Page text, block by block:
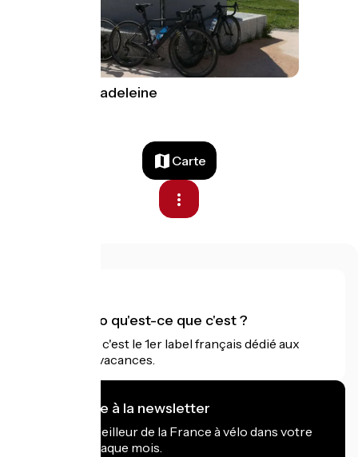
Col de la Madeleine
Carte
Accueil Vélo qu'est-ce que c'est ?
Accueil Vélo c'est le 1er label français dédié aux
cyclistes en vacances.
Je m'abonne à la newsletter
Recevez le meilleur de la France à vélo dans votre
boîte mail chaque mois.